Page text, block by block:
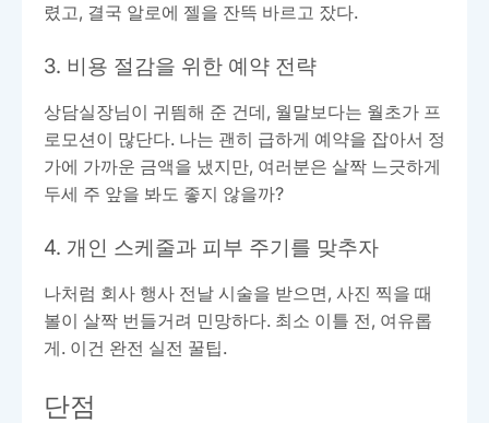
렸고, 결국 알로에 젤을 잔뜩 바르고 잤다.
3. 비용 절감을 위한 예약 전략
상담실장님이 귀띔해 준 건데, 월말보다는 월초가 프
로모션이 많단다. 나는 괜히 급하게 예약을 잡아서 정
가에 가까운 금액을 냈지만, 여러분은 살짝 느긋하게
두세 주 앞을 봐도 좋지 않을까?
4. 개인 스케줄과 피부 주기를 맞추자
나처럼 회사 행사 전날 시술을 받으면, 사진 찍을 때
볼이 살짝 번들거려 민망하다. 최소 이틀 전, 여유롭
게. 이건 완전 실전 꿀팁.
단점